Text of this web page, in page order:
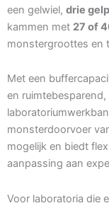
een gelwiel, drie
kammen met 27 of
monstergroottes en
Met een
en
monsterdoorvoer
mogelijk en biedt
aanpassing aan
Voor laboratoria die